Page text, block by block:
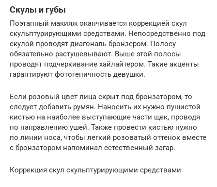
Скулы и губы
Поэтапный макияж оканчивается коррекцией скул
скульптурирующими средствами. Непосредственно под
скулой проводят диагональ бронзером. Полосу
обязательно растушевывают. Выше этой полосы
проводят подчеркивание хайлайтером. Такие акценты
гарантируют фотогеничность девушки.
Если розовый цвет лица скрыт под бронзатором, то
следует добавить румян. Наносить их нужно пушистой
кистью на наиболее выступающие части щек, проводя
по направлению ушей. Также провести кистью нужно
по линии носа, чтобы легкий розоватый оттенок вместе
с бронзатором напоминал естественный загар.
Коррекция скул скульптурирующими средствами